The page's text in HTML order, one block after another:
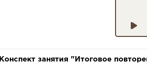
Конспект занятия "Итоговое